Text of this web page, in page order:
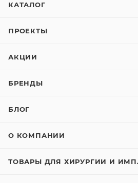
КАТАЛОГ
ПРОЕКТЫ
АКЦИИ
БРЕНДЫ
БЛОГ
О КОМПАНИИ
ТОВАРЫ ДЛЯ ХИРУРГИИ И